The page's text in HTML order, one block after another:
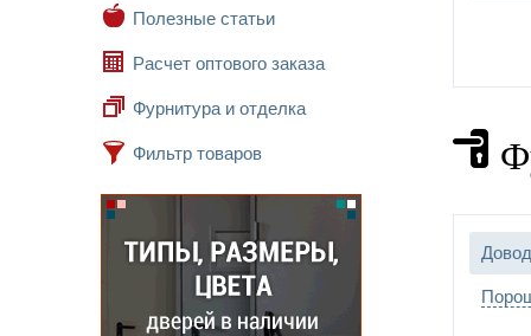
Полезные статьи
Расчет оптового заказа
Фурнитура и отделка
Фильтр товаров